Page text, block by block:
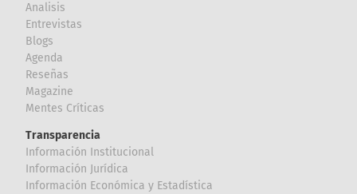
Analisis
Entrevistas
Blogs
Agenda
Reseñas
Magazine
Mentes Críticas
Transparencia
Información Institucional
Información Jurídica
Información Económica y Estadística